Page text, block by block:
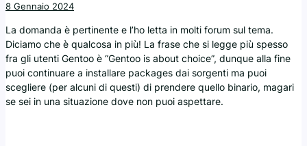
8 Gennaio 2024
La domanda è pertinente e l’ho letta in molti forum sul tema.
Diciamo che è qualcosa in più! La frase che si legge più spesso
fra gli utenti Gentoo è “Gentoo is about choice”, dunque alla fine
puoi continuare a installare packages dai sorgenti ma puoi
scegliere (per alcuni di questi) di prendere quello binario, magari
se sei in una situazione dove non puoi aspettare.